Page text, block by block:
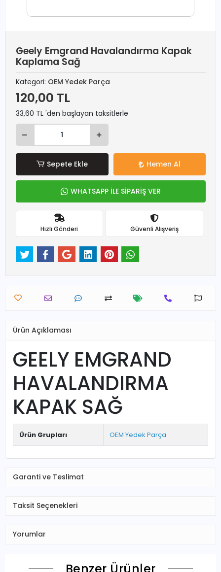
Geely Emgrand Havalandırma Kapak
Kaplama Sağ
Kategori: OEM Yedek Parça
120,00 TL
33,60 TL 'den başlayan taksitlerle
Sepete Ekle Hemen Al
WHATSAPP İLE SİPARİŞ VER
Hızlı Gönderi Güvenli Alışveriş
Ürün Açıklaması
GEELY EMGRAND
HAVALANDIRMA
KAPAK SAĞ
Ürün Grupları OEM Yedek Parça
Garanti ve Teslimat
Taksit Seçenekleri
Yorumlar
Benzer Ürünler